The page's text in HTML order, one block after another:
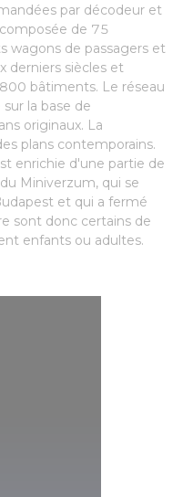
par décodeur et
de 75
wagons de passagers et
derniers siècles et
bâtiments. Le réseau
la base de
originaux. La
plans contemporains.
enrichie d'une partie de
Miniverzum, qui se
et qui a fermé
sont donc certains de
enfants ou adultes.